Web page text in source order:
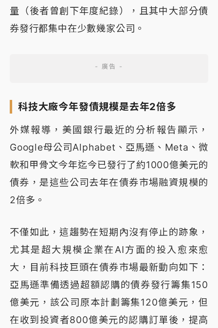
量（後者曾創下年度紀錄），且其中大部分債
券發行都集中在少數幾家公司。
科技大廠今年發債規模是去年2倍多
外媒報導，美國銀行最近的分析報告顯示，
Google母公司Alphabet、亞馬遜、Meta、微
軟和甲骨文今年迄今已發行了約1000億美元的
債券，是這些公司去年在債券市場融資規模的
2倍多。
不僅如此，這趨勢在短期內沒有停止的跡象，
尤其是超大規模企業在AI方面的投入愈來愈
大，目前科技巨頭在債券市場最新動向如下：
亞馬遜準備透過超額認購的債券發行籌集150
億美元，該公司原本計劃籌集120億美元，但
在收到投資者800億美元的認購訂單後，提高